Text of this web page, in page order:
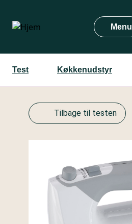
hovedindhold
Menu
Test Køkkenudstyr
Tilbage til testen